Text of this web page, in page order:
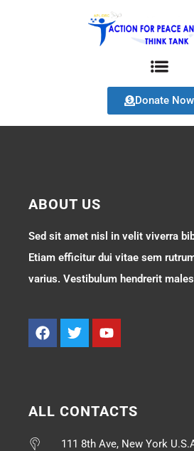
Donate Now
ABOUT US
Sed sit amet nisl in velit viverra
Etiam efficitur dui vitae sem
varius. Vestibulum hendrerit
ALL CONTACTS
111 8th Ave, New York